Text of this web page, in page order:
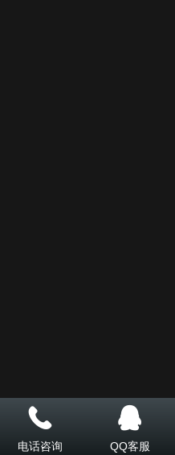
电话咨询 QQ客服